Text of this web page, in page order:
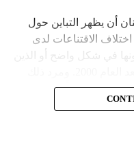
أن يظهر التباين حول
الاقتناعات لدى
في شكل واضح أو الذين
لم تكن يوماً محط
المؤمنة بالصراع ضد